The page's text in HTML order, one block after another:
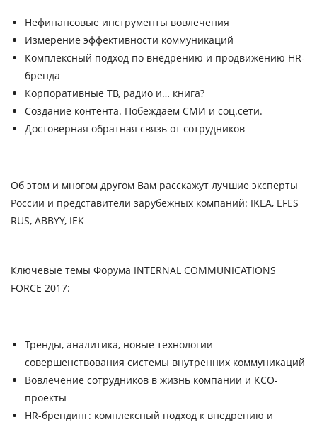
Нефинансовые инструменты вовлечения
Измерение эффективности коммуникаций
Комплексный подход по внедрению и продвижению HR-
бренда
Корпоративные ТВ, радио и… книга?
Создание контента. Побеждаем СМИ и соц.сети.
Достоверная обратная связь от сотрудников
Об этом и многом другом Вам расскажут лучшие эксперты
России и представители зарубежных компаний: IKEA, EFES
RUS, ABBYY, IEK
Ключевые темы Форума INTERNAL COMMUNICATIONS
FORCE 2017:
Тренды, аналитика, новые технологии
совершенствования системы внутренних коммуникаций
Вовлечение сотрудников в жизнь компании и КСО-
проекты
HR-брендинг: комплексный подход к внедрению и